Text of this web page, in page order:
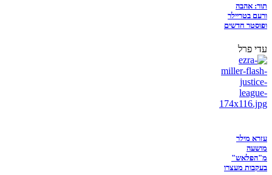
תור: אהבה
ורעם בטריילר
ופוסטר חדשים
עדי פרל
עזרא מילר
מושעה
מ"הפלאש"
בעקבות מעצרו